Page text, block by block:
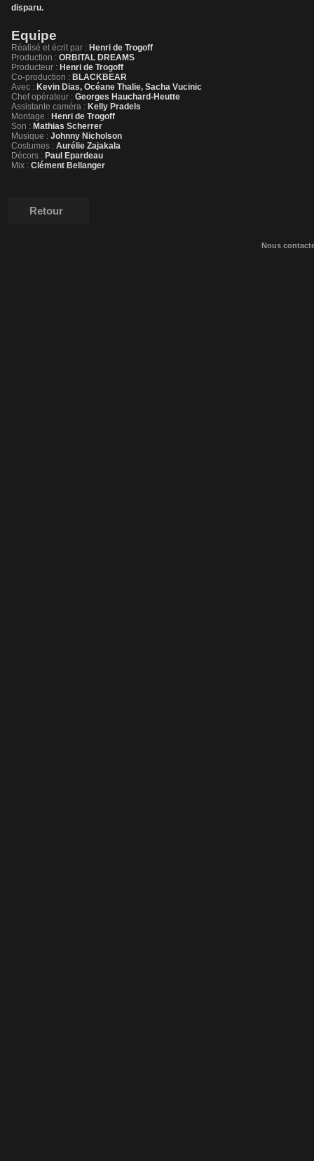
disparu.
Equipe
Réalisé et écrit par : Henri de Trogoff
Production : ORBITAL DREAMS
Producteur : Henri de Trogoff
Co-production : BLACKBEAR
Avec : Kevin Dias, Océane Thalie, Sacha Vucinic
Chef opérateur : Georges Hauchard-Heutte
Assistante caméra : Kelly Pradels
Montage : Henri de Trogoff
Son : Mathias Scherrer
Musique : Johnny Nicholson
Costumes : Aurélie Zajakala
Décors : Paul Epardeau
Mix : Clément Bellanger
Retour
Nous